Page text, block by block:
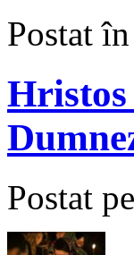
Postat în
Postat pe